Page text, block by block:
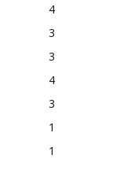
4
3
3
4
3
1
1